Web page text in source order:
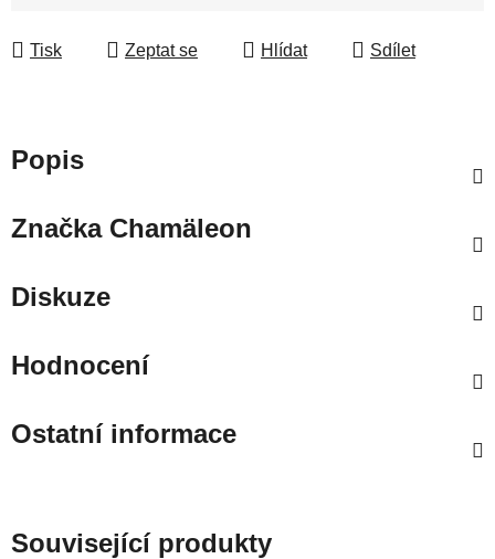
Tisk Zeptat se Hlídat Sdílet
Popis
ZnačkaChamäleon
Diskuze
Hodnocení
Ostatní informace
Související produkty